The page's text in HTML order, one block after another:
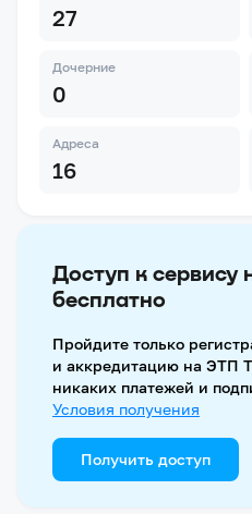
27
Дочерние
0
Адреса
16
Доступ к сервису
бесплатно
Пройдите только
и аккредитацию на ЭТП
никаких платежей и
Условия получения
Получить доступ